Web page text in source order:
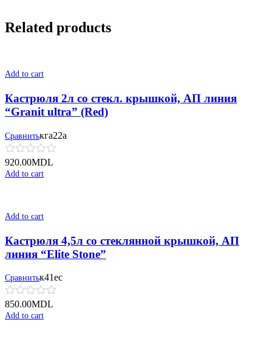
Related products
Add to cart
Кастрюля 2л со стекл. крышкой, АП линия
“Granit ultra” (Red)
Сравнитькга22а
920.00MDL
Add to cart
Add to cart
Кастрюля 4,5л со стеклянной крышкой, АП
линия “Elite Stone”
Сравнитьк41ес
850.00MDL
Add to cart